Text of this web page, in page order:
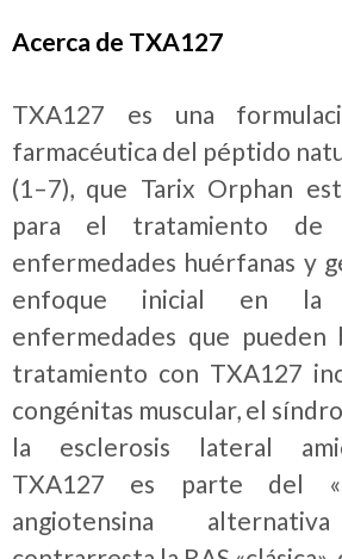
Acerca de TXA127
TXA127 es una
farmacéutica del péptido
(1–7), que Tarix Orphan
para el tratamiento de
enfermedades huérfanas y
enfoque inicial en la
enfermedades que pueden
tratamiento con TXA127
congénitas muscular, el
la esclerosis lateral
TXA127 es parte del
angiotensina